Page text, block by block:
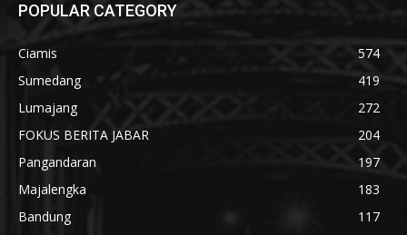
POPULAR CATEGORY
Ciamis
574
Sumedang
419
Lumajang
272
FOKUS BERITA JABAR
204
Pangandaran
197
Majalengka
183
Bandung
117